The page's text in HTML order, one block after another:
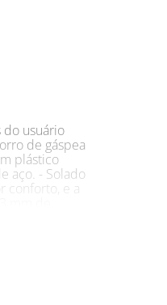
do usuário
de gáspea
plástico
aço. - Solado
conforto, e a
do